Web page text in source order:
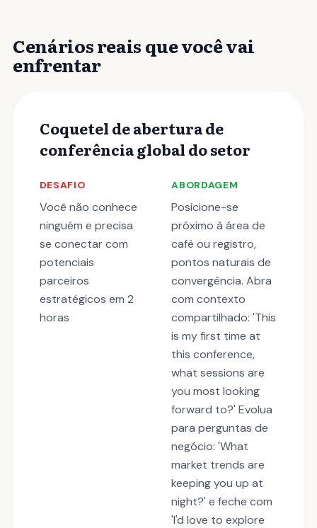
Cenários reais que você vai
enfrentar
Coquetel de abertura de
conferência global do setor
DESAFIO
Você não conhece
ninguém e precisa
se conectar com
potenciais
parceiros
estratégicos em 2
horas
ABORDAGEM
Posicione-se
próximo à área de
café ou registro,
pontos naturais de
convergência. Abra
com contexto
compartilhado: 'This
is my first time at
this conference,
what sessions are
you most looking
forward to?' Evolua
para perguntas de
negócio: 'What
market trends are
keeping you up at
night?' e feche com
'I'd love to explore